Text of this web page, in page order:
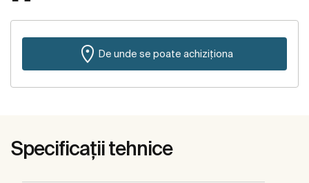
De unde se poate achiziționa
Specificații tehnice